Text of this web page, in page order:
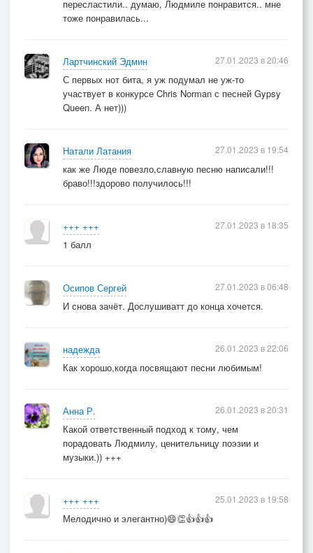
пересластили.. думаю, Людмиле понравится.. мне
тоже понравилась...
Лартчинский Эдмин
С первых нот бита, я уж подумал не уж-то
участвует в конкурсе Chris Norman с песней Gypsy
Queen. А нет)))
27.01.2023 в 20:46
Натали Латания
как же Люде повезло,славную песню написали!!!
браво!!!здорово получилось!!!
27.01.2023 в 19:54
+++ +++
1 балл
27.01.2023 в 18:35
Осипов Сергей
И снова зачёт. Дослушиватт до конца хочется.
27.01.2023 в 06:48
надежда
Как хорошо,когда посвящают песни любимым!
26.01.2023 в 22:06
Анна Р.
Какой ответственный подход к тому, чем
порадовать Людмилу, ценительницу поэзии и
музыки.)) +++
26.01.2023 в 20:31
+++ +++
Мелодично и элегантно)😄👏👍👍👍
25.01.2023 в 19:58